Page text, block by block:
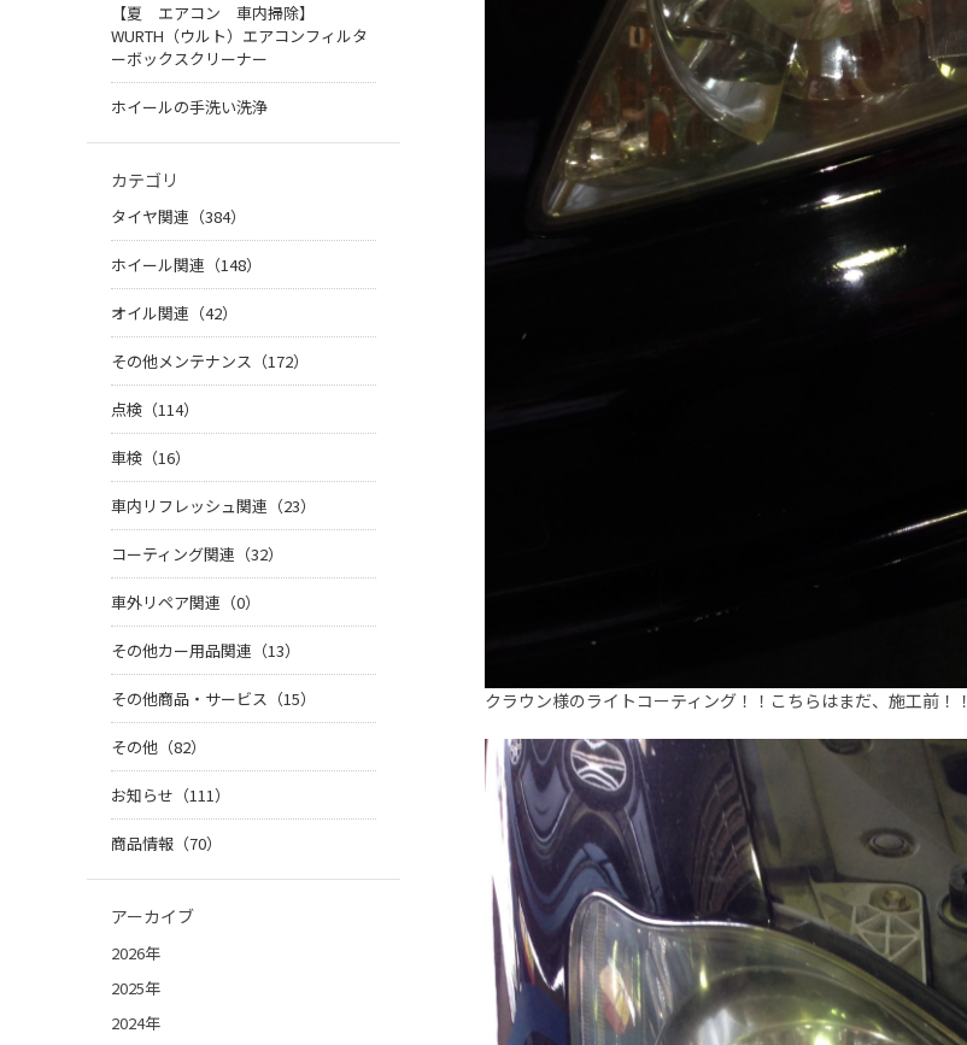
クラウン様のライトコーティング！！こちらはまだ、施工前！！
【夏 エアコン 車内掃除】
WURTH（ウルト）エアコンフィルタ
ーボックスクリーナー
ホイールの手洗い洗浄
カテゴリ
タイヤ関連（384）
ホイール関連（148）
オイル関連（42）
その他メンテナンス（172）
点検（114）
車検（16）
車内リフレッシュ関連（23）
コーティング関連（32）
車外リペア関連（0）
その他カー用品関連（13）
その他商品・サービス（15）
その他（82）
お知らせ（111）
商品情報（70）
アーカイブ
2026年
2025年
2024年